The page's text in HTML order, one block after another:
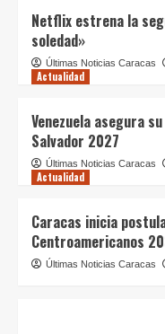
Netflix estrena la
soledad»
Últimas Noticias Caracas
Actualidad
Venezuela asegura
Salvador 2027
Últimas Noticias Caracas
Actualidad
Caracas inicia
Centroamericanos
Últimas Noticias Caracas